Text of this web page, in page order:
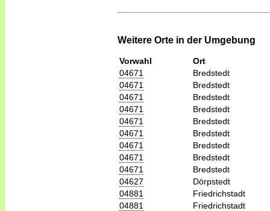
Weitere Orte in der Umgebung
Vorwahl
Ort
04671
Bredstedt
04671
Bredstedt
04671
Bredstedt
04671
Bredstedt
04671
Bredstedt
04671
Bredstedt
04671
Bredstedt
04671
Bredstedt
04671
Bredstedt
04627
Dörpstedt
04881
Friedrichstadt
04881
Friedrichstadt